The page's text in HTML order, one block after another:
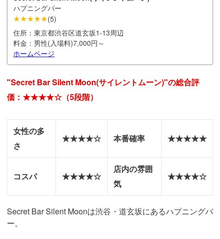
ハプニングバー
★★★★★(5)
住所： 東京都渋谷区道玄坂1-13周辺
料金： 男性(入場料)7,000円～
ホームページ
"Secret Bar Silent Moon(サイレントムーン)"の総合評
価：★★★★☆（5段階）
女性の多
さ
★★★★☆ 本番確率 ★★★★★
コスパ ★★★★☆
店内の雰囲
気
★★★★☆
Secret Bar Silent Moonは渋谷・道玄坂にあるハプニングバ
ー。